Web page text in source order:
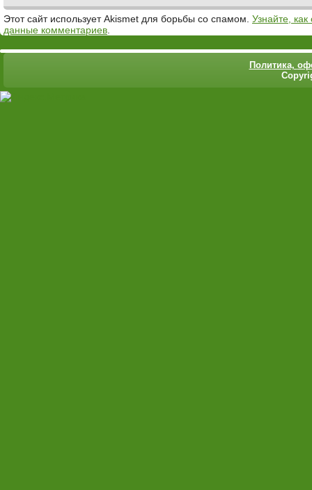
Этот сайт использует Akismet для борьбы со спамом. Узнайте,
данные комментариев
Политика,